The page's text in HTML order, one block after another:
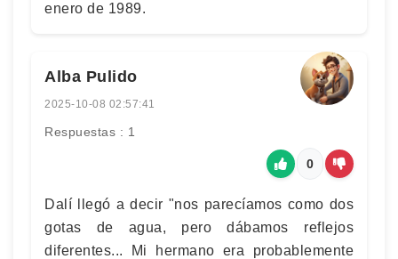
enero de 1989.
Alba Pulido
2025-10-08 02:57:41
Respuestas : 1
0
Dalí llegó a decir "nos parecíamos como dos
gotas de agua, pero dábamos reflejos
diferentes... Mi hermano era probablemente